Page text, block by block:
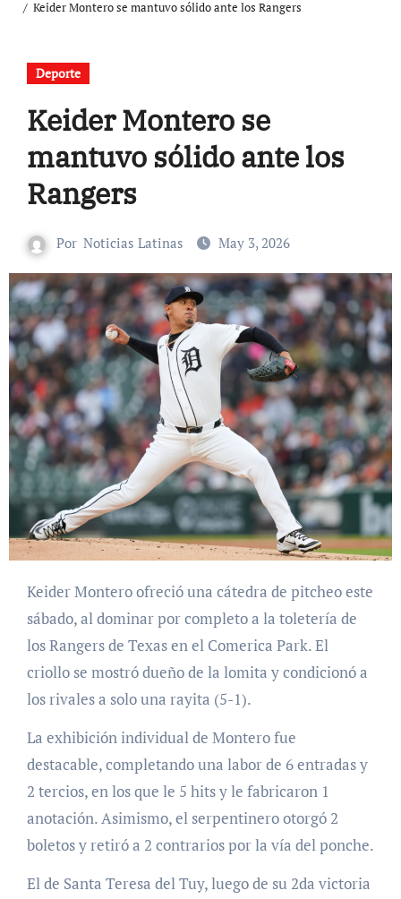
Keider Montero se mantuvo sólido ante los Rangers
Deporte
Keider Montero se
mantuvo sólido ante los
Rangers
Por Noticias Latinas May 3, 2026
Keider Montero ofreció una cátedra de pitcheo este
sábado, al dominar por completo a la toletería de
los Rangers de Texas en el Comerica Park. El
criollo se mostró dueño de la lomita y condicionó a
los rivales a solo una rayita (5-1).
La exhibición individual de Montero fue
destacable, completando una labor de 6 entradas y
2 tercios, en los que le 5 hits y le fabricaron 1
anotación. Asimismo, el serpentinero otorgó 2
boletos y retiró a 2 contrarios por la vía del ponche.
El de Santa Teresa del Tuy, luego de su 2da victoria